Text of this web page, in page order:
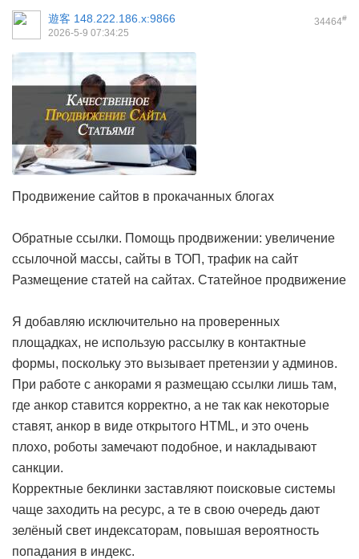
34464#
遊客 148.222.186.x:9866
2026-5-9 07:34:25
Продвижение сайтов в прокачанных блогах
Обратные ссылки. Помощь продвижении: увеличение
ссылочной массы, сайты в ТОП, трафик на сайт
Размещение статей на сайтах. Статейное продвижение
Я добавляю исключительно на проверенных
площадках, не использую рассылку в контактные
формы, поскольку это вызывает претензии у админов.
При работе с анкорами я размещаю ссылки лишь там,
где анкор ставится корректно, а не так как некоторые
ставят, анкор в виде открытого HTML, и это очень
плохо, роботы замечают подобное, и накладывают
санкции.
Корректные беклинки заставляют поисковые системы
чаще заходить на ресурс, а те в свою очередь дают
зелёный свет индексаторам, повышая вероятность
попадания в индекс.